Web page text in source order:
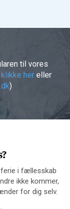
til vores
hereller
)
ferie i fællesskab
ikke kommer,
for dig selv.